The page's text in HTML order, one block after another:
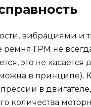
вибрациями и
ГРМ не
это не касается
в принципе).
в
количества